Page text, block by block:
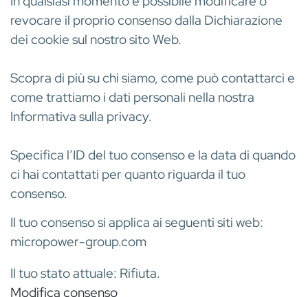
revocare il proprio consenso dalla Dichiarazione
dei cookie sul nostro sito Web.
Scopra di più su chi siamo, come può contattarci e
come trattiamo i dati personali nella nostra
Informativa sulla privacy.
Specifica l’ID del tuo consenso e la data di quando
ci hai contattati per quanto riguarda il tuo
consenso.
Il tuo consenso si applica ai seguenti siti web:
micropower-group.com
Il tuo stato attuale: Rifiuta.
Modifica consenso